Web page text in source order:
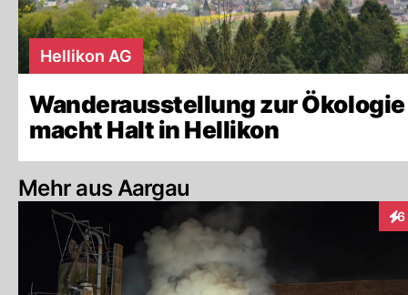
Hellikon AG
Wanderausstellung zur Ökologie
macht Halt in Hellikon
Mehr aus Aargau
6